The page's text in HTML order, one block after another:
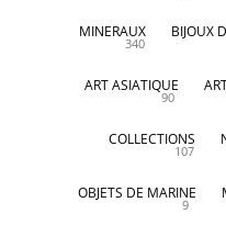
MINERAUX
340
BIJOUX
ART ASIATIQUE
90
COLLECTIONS
107
OBJETS DE MARINE
9